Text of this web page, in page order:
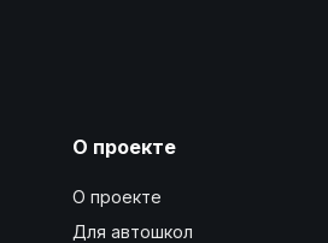
О проекте
О проекте
Для автошкол